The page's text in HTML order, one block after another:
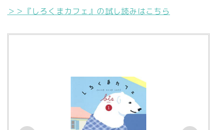
＞＞『しろくまカフェ』の試し読みはこちら